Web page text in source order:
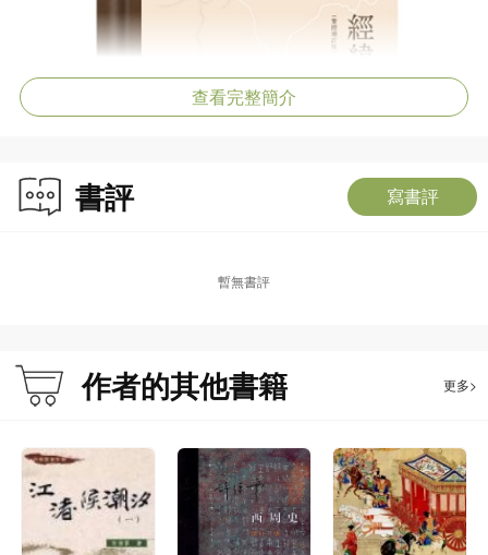
查看完整簡介
書評 寫書評
暫無書評
作者的其他書籍 更多>